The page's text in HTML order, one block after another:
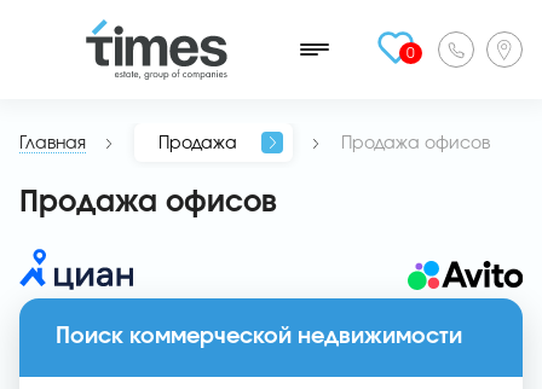
0
Главная Продажа Продажа офисов
Продажа офисов
Поиск коммерческой недвижимости